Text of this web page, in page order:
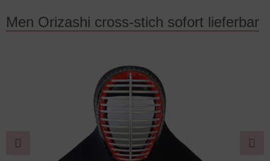
Men Orizashi cross-stich sofort lieferbar